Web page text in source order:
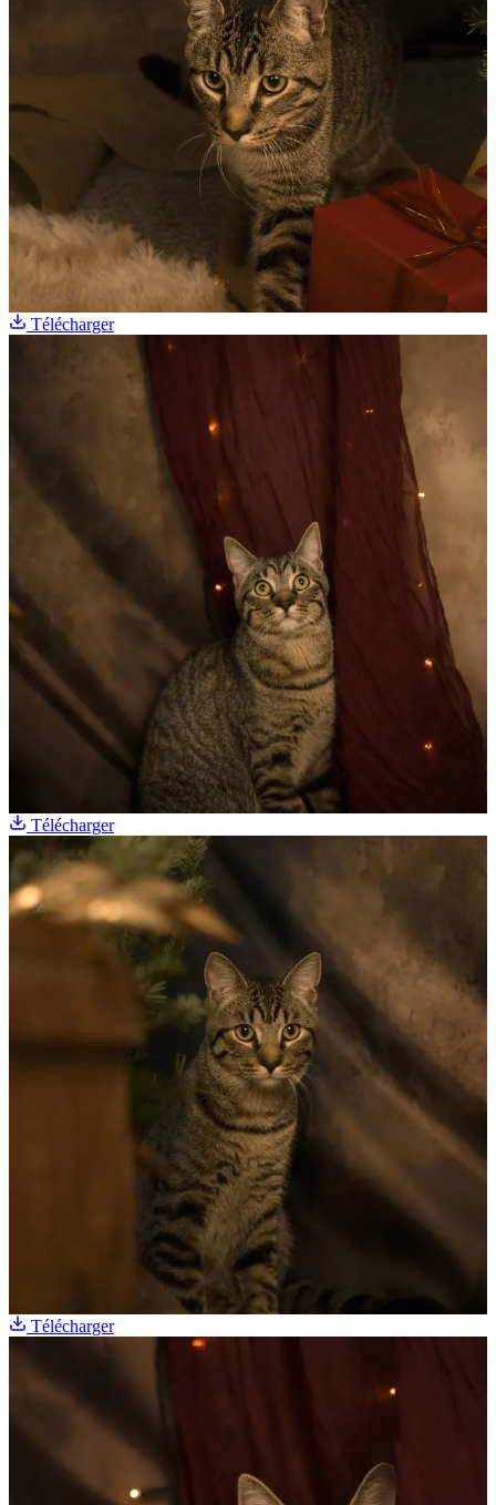
Télécharger
Télécharger
Télécharger